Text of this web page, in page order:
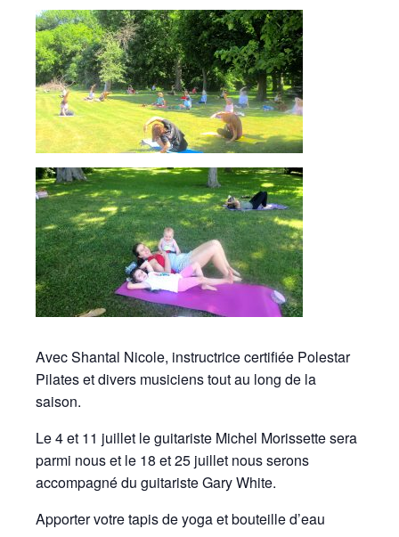
Avec Shantal Nicole, instructrice certifiée Polestar
Pilates et divers musiciens tout au long de la
saison.
Le 4 et 11 juillet le guitariste Michel Morissette sera
parmi nous et le 18 et 25 juillet nous serons
accompagné du guitariste Gary White.
Apporter votre tapis de yoga et bouteille d’eau